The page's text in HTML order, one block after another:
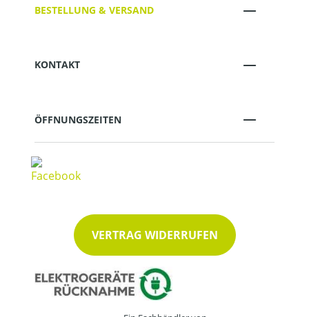
BESTELLUNG & VERSAND
KONTAKT
ÖFFNUNGSZEITEN
VERTRAG WIDERRUFEN